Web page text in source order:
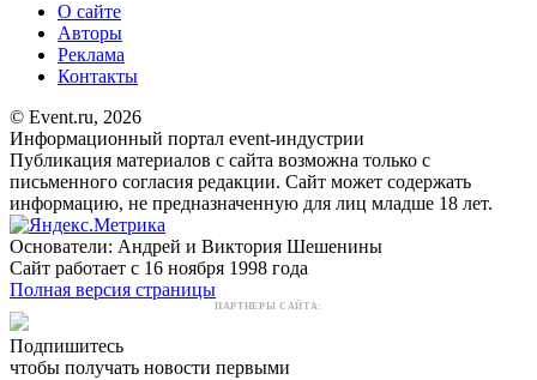
О сайте
Авторы
Реклама
Контакты
© Event.ru, 2026
Информационный портал event-индустрии
Публикация материалов с сайта возможна только с
письменного согласия редакции. Сайт может содержать
информацию, не предназначенную для лиц младше 18 лет.
Основатели: Андрей и Виктория Шешенины
Сайт работает с 16 ноября 1998 года
Полная версия страницы
ПАРТНЕРЫ САЙТА:
Подпишитесь
чтобы получать новости первыми